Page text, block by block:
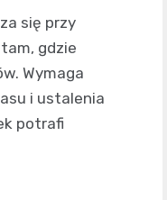
się przy
gdzie
Wymaga
i ustalenia
potrafi